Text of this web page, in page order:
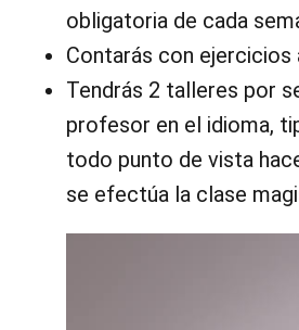
obligatoria de cada
Contarás con ejercicios
Tendrás 2 talleres por
profesor en el idioma,
todo punto de vista
se efectúa la clase